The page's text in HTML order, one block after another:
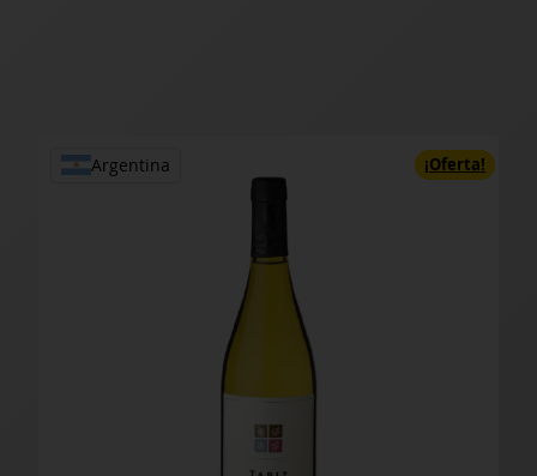
Argentina ¡Oferta!